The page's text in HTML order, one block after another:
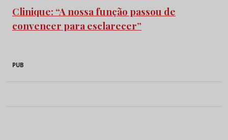
Clinique: “A nossa função passou de
convencer para esclarecer”
PUB